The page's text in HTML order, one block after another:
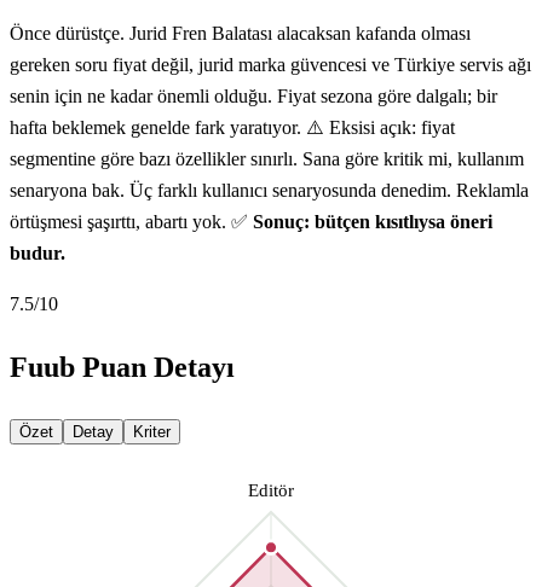
Önce dürüstçe. Jurid Fren Balatası alacaksan kafanda olması
gereken soru fiyat değil, jurid marka güvencesi ve Türkiye servis ağı
senin için ne kadar önemli olduğu. Fiyat sezona göre dalgalı; bir
hafta beklemek genelde fark yaratıyor. ⚠️ Eksisi açık: fiyat
segmentine göre bazı özellikler sınırlı. Sana göre kritik mi, kullanım
senaryona bak. Üç farklı kullanıcı senaryosunda denedim. Reklamla
örtüşmesi şaşırttı, abartı yok. ✅ Sonuç: bütçen kısıtlıysa öneri
budur.
7.5/10
Fuub Puan Detayı
Özet Detay Kriter
Editör